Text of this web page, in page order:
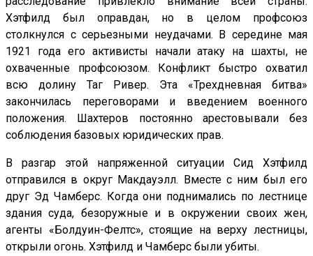
Хэтфилд был оправдан, но в целом профсоюз
столкнулся с серьезными неудачами. В середине мая
1921 года его активисты начали атаку на шахты, не
охваченные профсоюзом. Конфликт быстро охватил
всю долину Таг Ривер. Эта «Трехдневная битва»
закончилась переговорами и введением военного
положения. Шахтеров постоянно арестовывали без
соблюдения базовых юридических прав.
В разгар этой напряженной ситуации Сид Хэтфилд
отправился в округ Макдауэлл. Вместе с ним был его
друг Эд Чамберс. Когда они поднимались по лестнице
здания суда, безоружные и в окружении своих жен,
агенты «Болдуин-Фелтс», стоящие на верху лестницы,
открыли огонь. Хэтфилд и Чамберс были убиты.